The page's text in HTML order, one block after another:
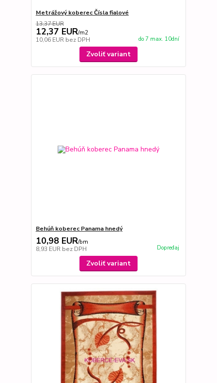
Metrážový koberec Čísla fialové
13,37 EUR
12,37 EUR/m2
10,06 EUR bez DPH do 7 max. 10dní
Zvoliť variant
Behúň koberec Panama hnedý
10,98 EUR/bm
8,93 EUR bez DPH Dopredaj
Zvoliť variant